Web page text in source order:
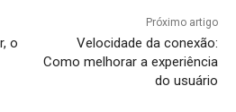
o
Próximo artigo
Velocidade da conexão:
Como melhorar a experiência
do usuário